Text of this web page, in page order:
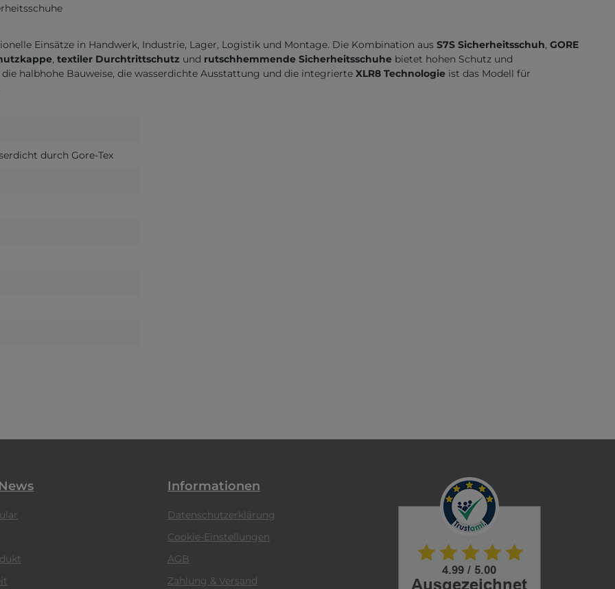
Einsätze in Handwerk, Industrie, Lager, Logistik und Montage. Die Kombination aus S7S Sicherheitsschuh, GORE
, textiler Durchtrittschutz und rutschhemmende Sicherheitsschuhe bietet hohen Schutz und
halbhohe Bauweise, die wasserdichte Ausstattung und die integrierte XLR8 Technologie ist das Modell für
durch Gore-Tex
Informationen
Datenschutzerklärung
Cookie-Einstellungen
AGB
Zahlung & Versand